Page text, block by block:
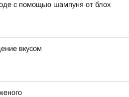
с помощью шампуня от блох
вкусом